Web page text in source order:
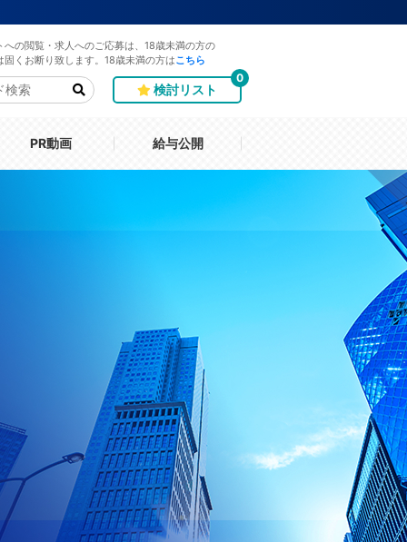
への閲覧・求人へのご応募は、18歳未満の方の
固くお断り致します。18歳未満の方は こちら
検討リスト
0
PR動画 給与公開